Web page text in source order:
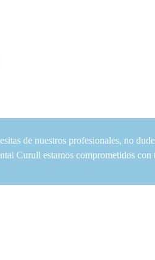
de nuestros profesionales, no
Curull estamos comprometidos con